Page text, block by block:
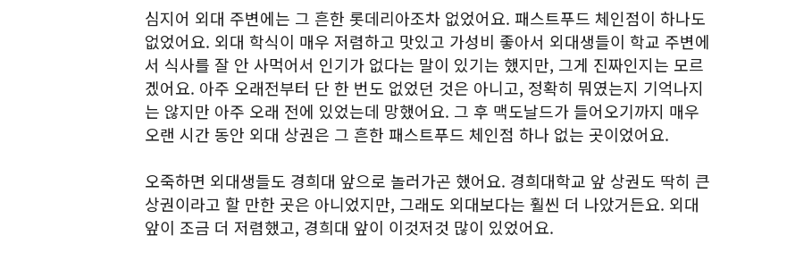
심지어 외대 주변에는 그 흔한 롯데리아조차 없었어요. 패스트푸드 체인점이 하나도
없었어요. 외대 학식이 매우 저렴하고 맛있고 가성비 좋아서 외대생들이 학교 주변에
서 식사를 잘 안 사먹어서 인기가 없다는 말이 있기는 했지만, 그게 진짜인지는 모르
겠어요. 아주 오래전부터 단 한 번도 없었던 것은 아니고, 정확히 뭐였는지 기억나지
는 않지만 아주 오래 전에 있었는데 망했어요. 그 후 맥도날드가 들어오기까지 매우
오랜 시간 동안 외대 상권은 그 흔한 패스트푸드 체인점 하나 없는 곳이었어요.
오죽하면 외대생들도 경희대 앞으로 놀러가곤 했어요. 경희대학교 앞 상권도 딱히 큰
상권이라고 할 만한 곳은 아니었지만, 그래도 외대보다는 훨씬 더 나았거든요. 외대
앞이 조금 더 저렴했고, 경희대 앞이 이것저것 많이 있었어요.